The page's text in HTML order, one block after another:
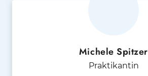
Michele Spitzer
Praktikantin